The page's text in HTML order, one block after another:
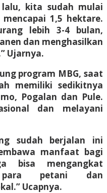
kita sudah mulai
1,5 hektare.
lebih 3-4 bulan,
dan menghasilkan
Ujarnya.
program MBG, saat
memiliki sedikitnya
Pogalan dan Pule.
dan melayani
sudah berjalan ini
manfaat bagi
bisa mengangkat
para petani dan
Ucapnya.